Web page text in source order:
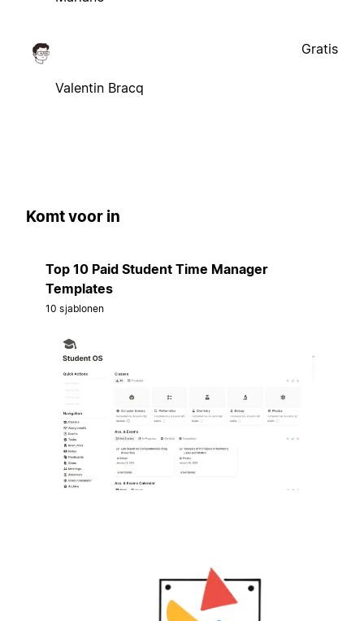
Valentin Bracq
Gratis
Komt voor in
Top 10 Paid Student Time Manager
Templates
10 sjablonen